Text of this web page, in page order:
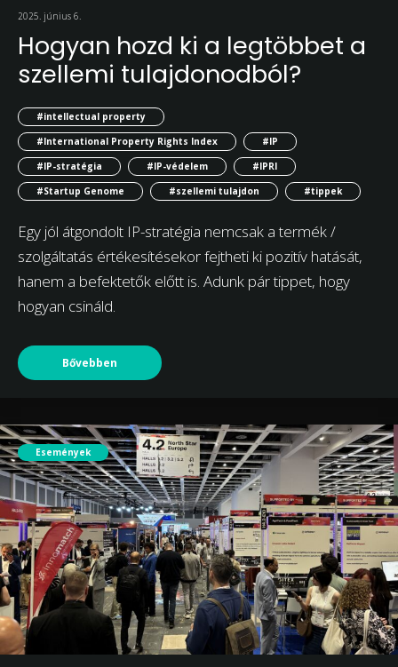
2025. június 6.
Hogyan hozd ki a legtöbbet a
szellemi tulajdonodból?
#intellectual property
#International Property Rights Index
#IP
#IP-stratégia
#IP-védelem
#IPRI
#Startup Genome
#szellemi tulajdon #tippek
Egy jól átgondolt IP-stratégia nemcsak a termék /
szolgáltatás értékesítésekor fejtheti ki pozitív hatását,
hanem a befektetők előtt is. Adunk pár tippet, hogy
hogyan csináld.
Bővebben
Események